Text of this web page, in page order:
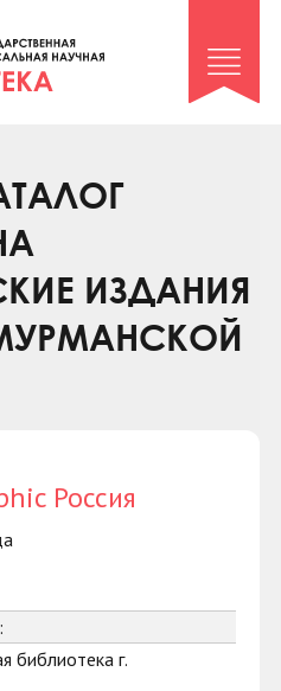
архив»
ИЗДАНИЯ
Россия
библиотека г.